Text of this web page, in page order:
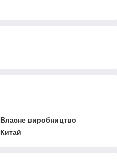
Власне виробництво
Китай